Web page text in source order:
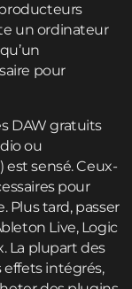
un ordinateur
pour
DAW gratuits
ou
est sensé. Ceux-
pour
Plus tard, passer
Live, Logic
La plupart des
intégrés,